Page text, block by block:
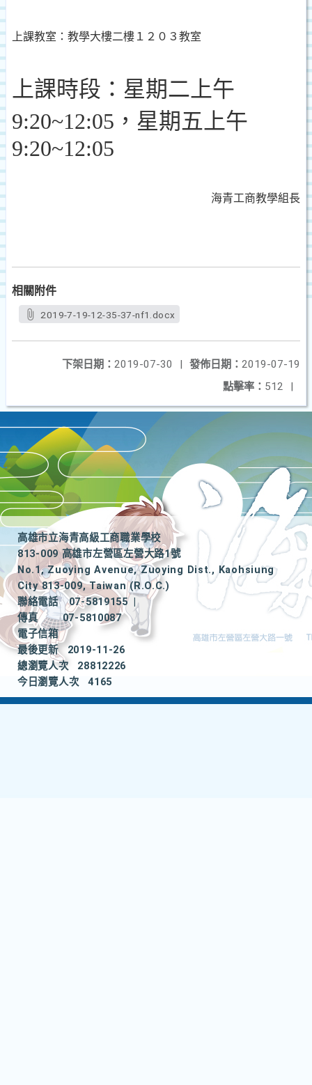
上課教室：教學大樓二樓１２０３教室
上課時段：星期二上午
9:20~12:05 ，星期五上午
9:20~12:05
海青工商教學組長
相關附件
2019-7-19-12-35-37-nf1.docx
發佈日期： 2019-07-19
下架日期： 2019-07-30
|
點擊率： 512 |
高雄市立海青高級工商職業學校
813-009 高雄市左營區左營大路1號
No.1, Zuoying Avenue, Zuoying Dist., Kaohsiung
City 813-009, Taiwan (R.O.C.)
聯絡電話
07-5819155
|
傳真
07-5810087
電子信箱
最後更新
2019-11-26
總瀏覽人次
28812226
今日瀏覽人次
4165